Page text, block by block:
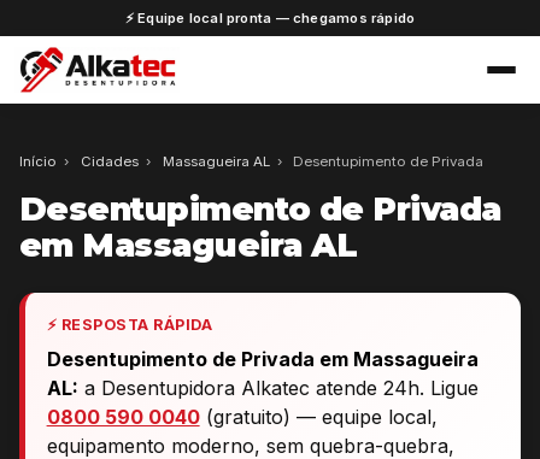
⚡ Equipe local pronta — chegamos rápido
Início › Cidades › Massagueira AL › Desentupimento de Privada
Desentupimento de Privada
em Massagueira AL
⚡ RESPOSTA RÁPIDA
Desentupimento de Privada em Massagueira
AL: a Desentupidora Alkatec atende 24h. Ligue
0800 590 0040(gratuito) — equipe local,
equipamento moderno, sem quebra-quebra,